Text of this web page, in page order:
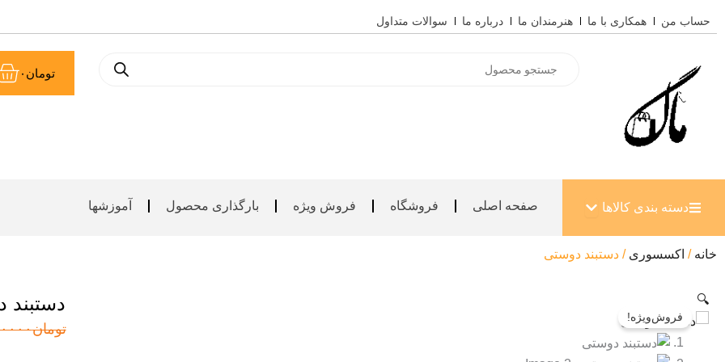
به
حساب من همکاری با ما هنرمندان ما درباره ما سوالات متداول
search
تومان ۰
دسته بندی کالاها باز کردن دسته بندی کالاها
صفحه اصلی فروشگاه فروش ویژه بارگذاری محصول آموزشها
خانه / اکسسوری / دستبند دوستی
فروش‌ویژه!
🔍 دستبند
تومان